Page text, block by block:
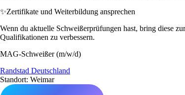
✨Zertifikate und Weiterbildung ansprechen
Wenn du aktuelle Schweißerprüfungen hast, bring diese
Qualifikationen zu verbessern.
MAG-Schweißer (m/w/d)
Randstad Deutschland
Standort: Weimar